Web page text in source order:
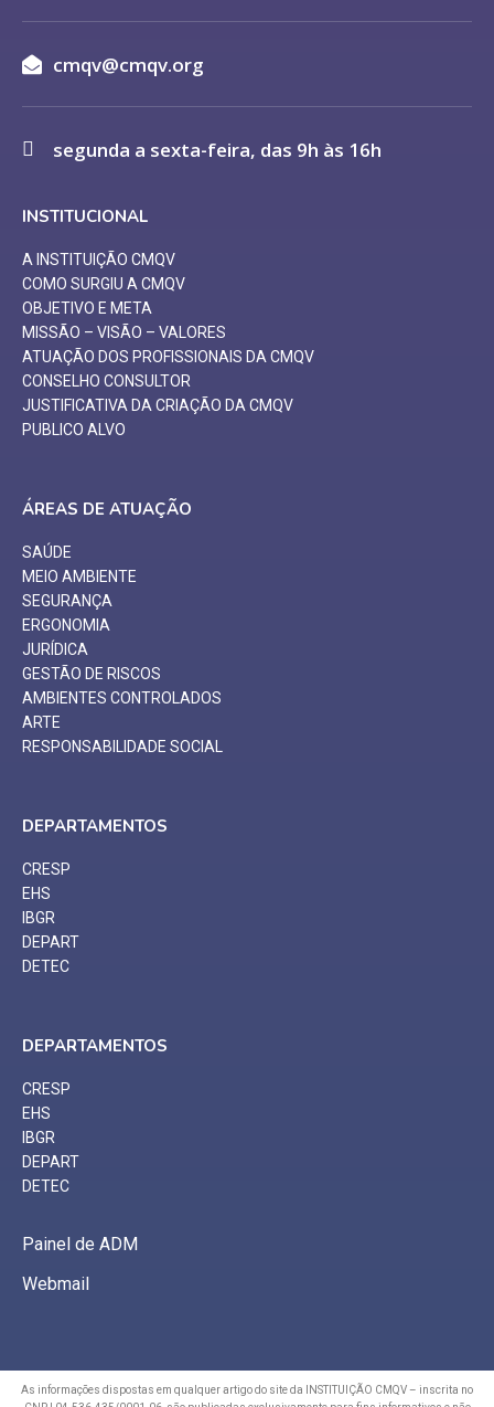
cmqv@cmqv.org
segunda a sexta-feira, das 9h às 16h
INSTITUCIONAL
A INSTITUIÇÃO CMQV
COMO SURGIU A CMQV
OBJETIVO E META
MISSÃO – VISÃO – VALORES
ATUAÇÃO DOS PROFISSIONAIS DA CMQV
CONSELHO CONSULTOR
JUSTIFICATIVA DA CRIAÇÃO DA CMQV
PUBLICO ALVO
ÁREAS DE ATUAÇÃO
SAÚDE
MEIO AMBIENTE
SEGURANÇA
ERGONOMIA
JURÍDICA
GESTÃO DE RISCOS
AMBIENTES CONTROLADOS
ARTE
RESPONSABILIDADE SOCIAL
DEPARTAMENTOS
CRESP
EHS
IBGR
DEPART
DETEC
DEPARTAMENTOS
CRESP
EHS
IBGR
DEPART
DETEC
Painel de ADM
Webmail
As informações dispostas em qualquer artigo do site da INSTITUIÇÃO CMQV – inscrita no